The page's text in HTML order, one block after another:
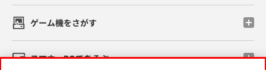
ゲーム機をさがす
スマホ・PCであそぶ